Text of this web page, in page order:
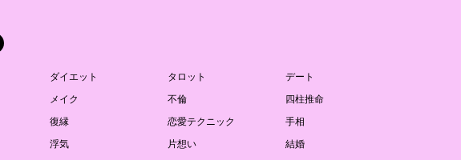
ダイエット タロット
デート
メイク 不倫
四柱推命
復縁 恋愛テクニック
手相
浮気 片想い
結婚